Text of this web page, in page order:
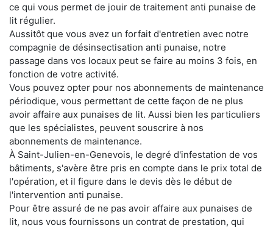
ce qui vous permet de jouir de traitement anti punaise de
lit régulier.
Aussitôt que vous avez un forfait d'entretien avec notre
compagnie de désinsectisation anti punaise, notre
passage dans vos locaux peut se faire au moins 3 fois, en
fonction de votre activité.
Vous pouvez opter pour nos abonnements de maintenance
périodique, vous permettant de cette façon de ne plus
avoir affaire aux punaises de lit. Aussi bien les particuliers
que les spécialistes, peuvent souscrire à nos
abonnements de maintenance.
À Saint-Julien-en-Genevois, le degré d'infestation de vos
bâtiments, s'avère être pris en compte dans le prix total de
l'opération, et il figure dans le devis dès le début de
l'intervention anti punaise.
Pour être assuré de ne pas avoir affaire aux punaises de
lit, nous vous fournissons un contrat de prestation, qui